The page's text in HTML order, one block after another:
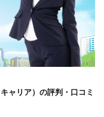
ャリア）の評判・口コミ